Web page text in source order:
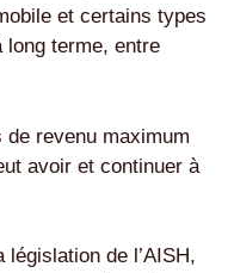
et certains types
long terme, entre
revenu maximum
avoir et continuer à
législation de l’AISH,